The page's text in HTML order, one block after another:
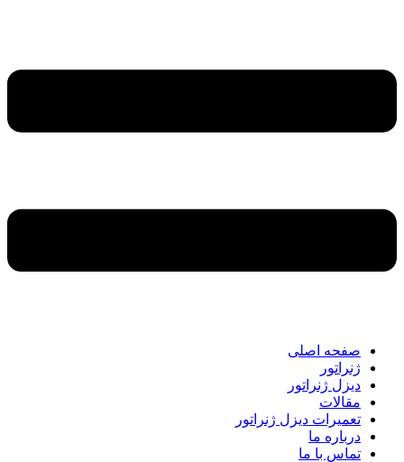
صفحه اصلی
ژنراتور
دیزل ژنراتور
مقالات
تعمیرات دیزل ژنراتور
درباره ما
تماس با ما